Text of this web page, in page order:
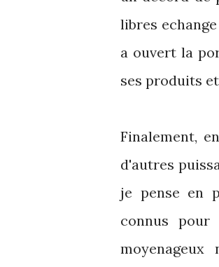
libres
a ouvert la
ses produits
Finalement,
d'autres
je pense en
connus